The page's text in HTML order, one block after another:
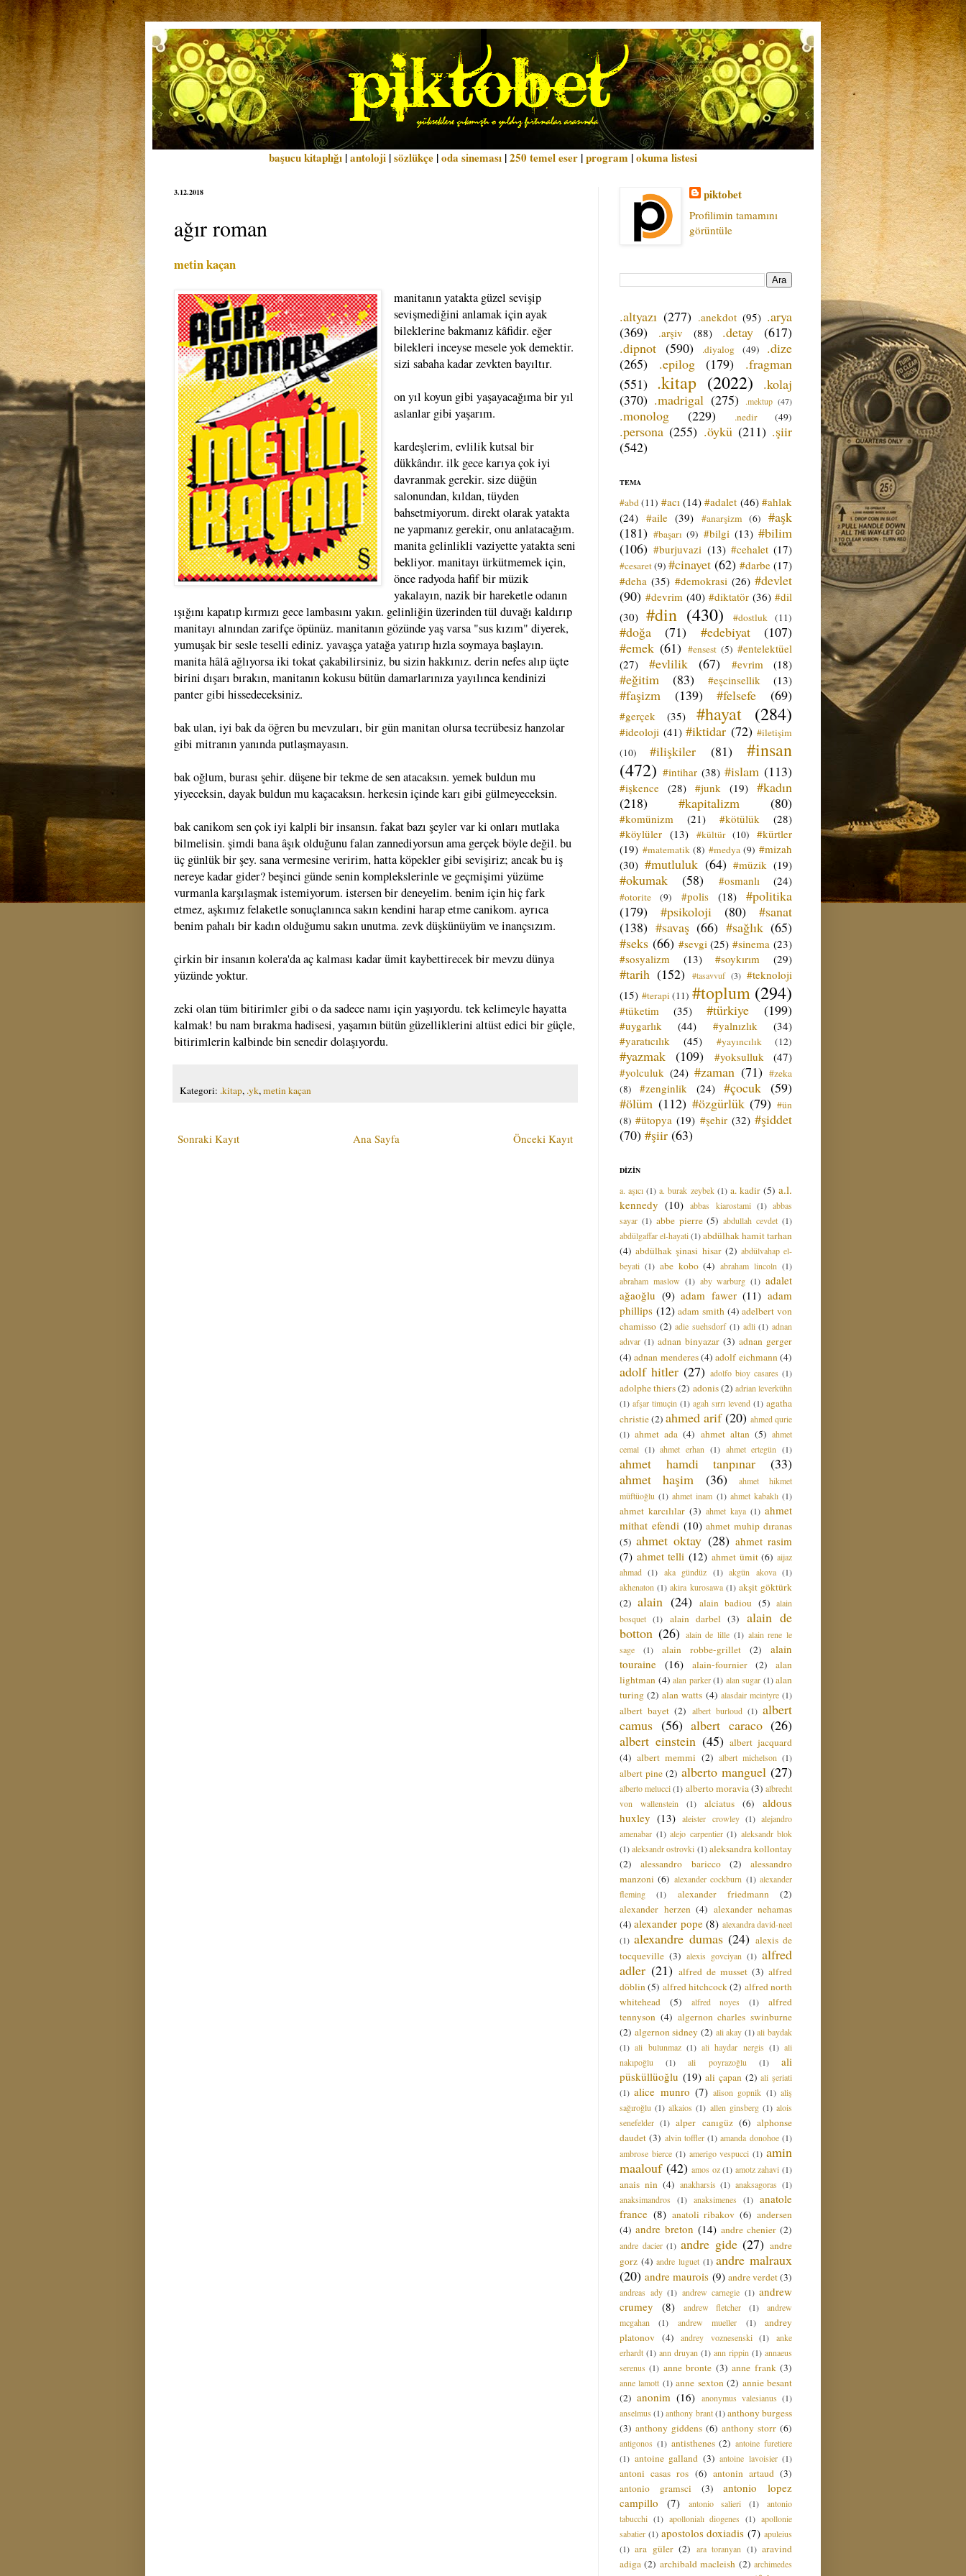
başucu kitaplığı |antoloji |sözlükçe |oda sineması |250 temel eser |program |okuma listesi
3.12.2018
ağır roman
metin kaçan
manitanın yatakta güzel sevişip
sevişmediğini anlamak için ayak
bileklerine bakmanız kâfidir. eğer
bilekleri inceyse mesele yok demektir.
sizi sabaha kadar zevkten bayıltır.
on yıl koyun gibi yaşayacağıma bir yıl
aslanlar gibi yaşarım.
kardeşlerim, evlilik kutsal bir
dükkândır. ilk gece karıya çok iyi
davranmak gerekir. size düğün
salonundan, kıldan, tüyden
bahsetmiyorum. direkt olarak yatakta
ne yapmanız gerekir, onu anlatacağım.
manita gelinlikli vaziyette yatakta seni
bekliyor. manitayı ürkütmemek için,
önce radyoda hafif bir müzik
yakalayın, nazik bir hareketle odanın
ışığını kapatıp kırmızı gece lambasını yakın. gelinliğin üzerinden tül duvağı kaldırıp
manitayı alnından zarifçe öpünüz. manitanın gözünde yaş varsa "sus kızım" diyerek,
yumuşak bir sesle teselli ediniz. yavaşça yatağa yatırıp hızla soymaya başlayın.
manita hâlâ ağlıyorsa iki tokat çakabilirsiniz, bu sizin hakkınız. derin nefes alıp üçte
birini dışarı bırakın, manitanın kokusu bütün damarlarınıza yayılınca kendinizi
panter gibi hissedeceksiniz.
bak ulan, iyi bak da öğren bu mevzuları, bir gün manitan olursa tecrübesiz hanzolar
gibi mitranın yanında putlaşmayasın.
bak oğlum, burası şehir. düşene bir tekme de sen atacaksın. yemek buldun mu
yiyeceksin, dayak buldun mu kaçacaksın. herkesin içinde karı gibi gülmeyeceksin.
bak canikom sen çok iyi kalpli bir insansın. fakat bazı şeyler var ki onları mutlaka
bilmelisin. şimdi bana âşık olduğunu falan zannediyorsun ama gerçek böyle değil. bu
üç günlük bir şey. sana vermesine veririm, hatta köpekler gibi sevişiriz; ancak bu iş
nereye kadar gider? beşinci günde senin komplekslerinle ve geçmişimi yüzüme
vurmanla karşılaşmak istemiyorum. istersen bir deneyelim. benim için hiç fark
etmez, aşkımız felaketle sonuçlanınca sakın kendini harap etme canikom. ayrıca
benim pahalı bir kadın olduğumu sakın unutma. zevk düşkünüyüm ve inançsızım.
çirkin bir insanın kolera'da aç kalması kadar ümit kaybettirecek bir mevzu dünya
yüzünde yoktur.
zeki olan tüm bitirimler gibi o da sadece namı için yaşıyordu. tek kelimeyle hayatta
kalmak! bu nam bırakma hadisesi, yaşamın bütün güzelliklerini altüst edici bir güçle,
bitirimlerin kalbinde bin senedir dolaşıyordu.
Kategori: .kitap, .yk,metin kaçan
Sonraki Kayıt Önceki Kayıt
Ana Sayfa
piktobet
Profilimin tamamını
görüntüle
.altyazı (277) .anekdot (95) .arya
(369)
.arşiv (88) .detay
(617)
.dipnot (590) .diyalog (49)
.dize
(265)
.epilog (179)
.fragman
(551) .kitap (2022)
.kolaj
(370) .madrigal (275) .mektup (47)
.monolog (229) .nedir (49)
.persona (255) .öykü (211) .şiir
(542)
TEMA
#abd (11) #acı (14) #adalet (46) #ahlak
(24) #aile (39) #anarşizm (6)
#aşk
(181) #başarı (9) #bilgi (13) #bilim
(106) #burjuvazi (13) #cehalet (17)
#cesaret(9) #cinayet (62) #darbe (17)
#deha (35) #demokrasi (26) #devlet
(90) #devrim (40) #diktatör (36) #dil
(30) #din (430) #dostluk (11)
#doğa (71) #edebiyat
(107)
#emek (61) #ensest (5) #entelektüel
(27)
#evlilik (67) #evrim (18)
#eğitim (83) #eşcinsellik (13)
#faşizm (139) #felsefe (69)
#gerçek (35) #hayat (284)
#ideoloji (41) #iktidar (72) #iletişim
(10)
#ilişkiler (81)
#insan
(472) #intihar (38) #islam (113)
#işkence (28) #junk (19) #kadın
(218)
#kapitalizm (80)
#komünizm (21) #kötülük
(28)
#köylüler (13) #kültür (10)
#kürtler
(19) #matematik (8) #medya (9) #mizah
(30) #mutluluk (64) #müzik (19)
#okumak (58) #osmanlı (24)
#otorite (9) #polis (18)
#politika
(179)
#psikoloji (80)
#sanat
(138) #savaş (66) #sağlık (65)
#seks (66) #sevgi (25) #sinema (23)
#sosyalizm
(13) #soykırım (29)
#tarih (152) #tasavvuf (3) #teknoloji
(15) #terapi (11) #toplum (294)
#tüketim (35) #türkiye (199)
#uygarlık (44) #yalnızlık
(34)
#yaratıcılık
(45) #yayıncılık (12)
#yazmak (109) #yoksulluk
(47)
#yolculuk (24) #zaman (71) #zeka
(8)
#zenginlik (24) #çocuk (59)
#ölüm (112) #özgürlük (79) #ün
(8) #ütopya (19) #şehir (32) #şiddet
(70) #şiir (63)
DİZİN
a. aşıcı (1) a. burak zeybek (1) a. kadir (5) a.l.
kennedy (10) abbas kiarostami (1) abbas
sayar (1) abbe pierre (5) abdullah cevdet (1)
abdülgaffar el-hayati(1)abdülhak hamit tarhan
(4) abdülhak şinasi hisar (2) abdülvahap el-
beyati (1) abe kobo (4) abraham lincoln (1)
abraham maslow (1) aby warburg (1) adalet
ağaoğlu (9) adam fawer (11) adam
phillips (12) adam smith (4) adelbert von
chamisso (2) adie suehsdorf (1) adli (1) adnan
adıvar (1) adnan binyazar (3) adnan gerger
(4) adnan menderes(4) adolf eichmann (4)
adolf hitler (27) adolfo bioy casares (1)
adolphe thiers(2) adonis(2) adrian leverkühn
(1) afşar timuçin (1) agah sırrı levend (1) agatha
christie(2) ahmed arif (20) ahmed qurie
(1) ahmet ada (4) ahmet altan (5) ahmet
cemal (1) ahmet erhan (1) ahmet ertegün (1)
ahmet hamdi tanpınar
(33)
ahmet haşim
(36)
ahmet hikmet
müftüoğlu (1) ahmet inam (1) ahmet kabaklı (1)
ahmet karcılılar (3) ahmet kaya (1) ahmet
mithat efendi (10) ahmet muhip dıranas
(5) ahmet oktay (28) ahmet rasim
(7) ahmet telli (12) ahmet ümit (6) aijaz
ahmad (1) aka gündüz (1) akgün akova (1)
akhenaton (1) akira kurosawa (1) akşit göktürk
(2) alain (24) alain badiou (5) alain
bosquet (1) alain darbel (3)
alain de
botton (26) alain de lille (1) alain rene le
sage
(1) alain robbe-grillet (2)
alain
touraine (16) alain-fournier (2)
alan
lightman (4) alan parker (1) alan sugar (1) alan
turing (2) alan watts (4) alasdair mcintyre (1)
albert bayet (2) albert burloud (1) albert
camus (56) albert caraco (26)
albert einstein (45) albert jacquard
(4) albert memmi (2) albert michelson (1)
albert pine (2) alberto manguel (27)
alberto melucci (1) alberto moravia (3) albrecht
von wallenstein
(1) alciatus (6)
aldous
huxley (13) aleister crowley (1) alejandro
amenabar (1) alejo carpentier (1) aleksandr blok
(1) aleksandr ostrovki (1) aleksandra kollontay
(2)
alessandro baricco (2)
alessandro
manzoni (6) alexander cockburn (1) alexander
fleming
(1) alexander friedmann
(2)
alexander herzen (4) alexander nehamas
(4) alexander pope (8) alexandra david-neel
(1) alexandre dumas (24) alexis de
tocqueville (3) alexis govciyan (1) alfred
adler (21) alfred de musset (3) alfred
döblin (5) alfred hitchcock(2) alfred north
whitehead
(5) alfred noyes (1)
alfred
tennyson (4) algernon charles swinburne
(2) algernon sidney (2) ali akay (1) ali baydak
(1) ali bulunmaz (1) ali haydar nergis (1) ali
nakıpoğlu
(1) ali poyrazoğlu (1)
ali
püsküllüoğlu (19) ali çapan (2) ali şeriati
(1) alice munro (7) alison gopnik (1) aliş
sağıroğlu (1) alkaios (1) allen ginsberg (1) alois
senefelder (1) alper canıgüz (6) alphonse
daudet (3) alvin toffler (1) amanda donohoe (1)
ambrose bierce (1) amerigo vespucci (1) amin
maalouf (42) amos oz (1) amotz zahavi (1)
anais nin (4) anakharsis (1) anaksagoras (1)
anaksimandros
(1) anaksimenes (1) anatole
france (8) anatoli ribakov (6) andersen
(4) andre breton (14) andre chenier (2)
andre dacier (1) andre gide (27) andre
gorz (4) andre luguet (1) andre malraux
(20) andre maurois (9) andre verdet(3)
andreas ady (1) andrew carnegie (1) andrew
crumey
(8) andrew fletcher (1)
andrew
mcgahan
(1) andrew mueller (1)
andrey
platonov (4) andrey voznesenski (1)
anke
erhardt (1) ann druyan (1) ann rippin (1) annaeus
serenus (1) anne bronte (3) anne frank (3)
anne lamott (1) anne sexton (2) annie besant
(2) anonim (16) anonymus valesianus (1)
anselmus (1) anthony brant (1) anthony burgess
(3) anthony giddens (6) anthony storr (6)
antigonos (1) antisthenes (2) antoine furetiere
(1) antoine galland (3) antoine lavoisier (1)
antoni casas ros (6) antonin artaud (3)
antonio gramsci
(3)
antonio lopez
campillo
(7) antonio salieri (1)
antonio
tabucchi (1) apollonialı diogenes (1) apollonie
sabatier (1) apostolos doxiadis (7) apuleius
(1) ara güler (2) ara toranyan (1) aravind
adiga (2) archibald macleish (2) archimedes